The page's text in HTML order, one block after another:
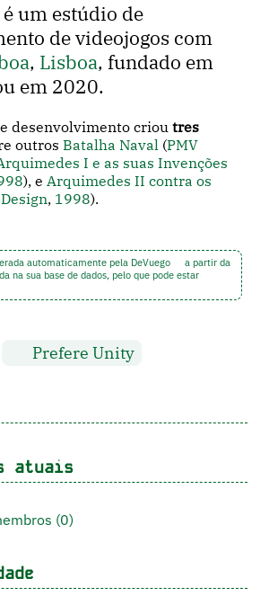
é um estúdio de
de videojogos com
, Lisboa, fundado em
em 2020.
desenvolvimento crioutres
outrosBatalha Naval (PMV
I e as suas Invenções
), e Arquimedes II contra os
, 1998).
automaticamente pela DeVuego
a partir da
na sua base de dados, pelo que pode estar
Prefere Unity
atuais
(0)